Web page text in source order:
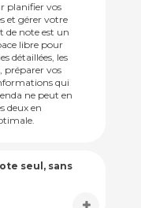
planifier vos
et gérer votre
de note est un
libre pour
détaillées, les
préparer vos
qui
ne peut en
deux en
seul, sans